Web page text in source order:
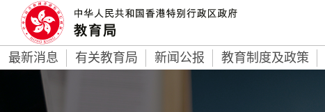
最新消息 有关教育局 新闻公报 教育制度及政策